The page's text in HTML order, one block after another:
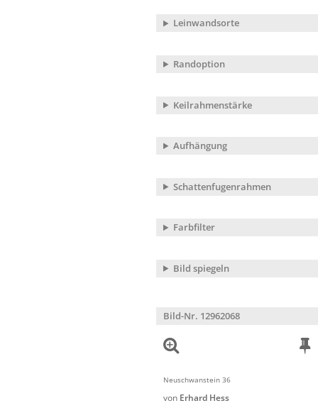
Leinwandsorte
Randoption
Keilrahmenstärke
Aufhängung
Schattenfugenrahmen
Farbfilter
Bild spiegeln
Bild-Nr. 12962068
Neuschwanstein 36
von Erhard Hess